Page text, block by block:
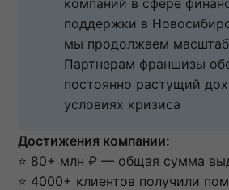
поддержки в
мы продолжаем
Партнерам франшизы
постоянно растущий
условиях кризиса
Достижения компании:
⭐ 80+ млн ₽ — общая сумма
⭐ 4000+ клиентов получили